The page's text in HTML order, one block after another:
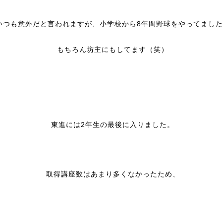
つも意外だと言われますが、小学校から8年間野球をやってまし
もちろん坊主にもしてます（笑）
東進には2年生の最後に入りました。
取得講座数はあまり多くなかったため、